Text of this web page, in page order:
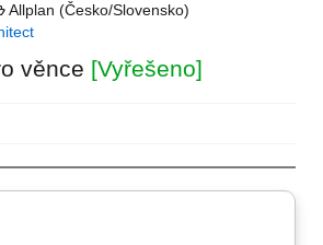
Allplan (Česko/Slovensko)
věnce [Vyřešeno]